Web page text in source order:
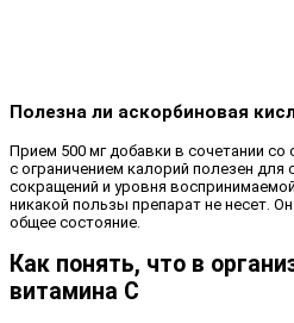
Полезна ли аскорбиновая
Прием 500 мг добавки в сочетании
с ограничением калорий полезен
сокращений и уровня
никакой пользы препарат не несет.
общее состояние.
Как понять, что в
витамина C